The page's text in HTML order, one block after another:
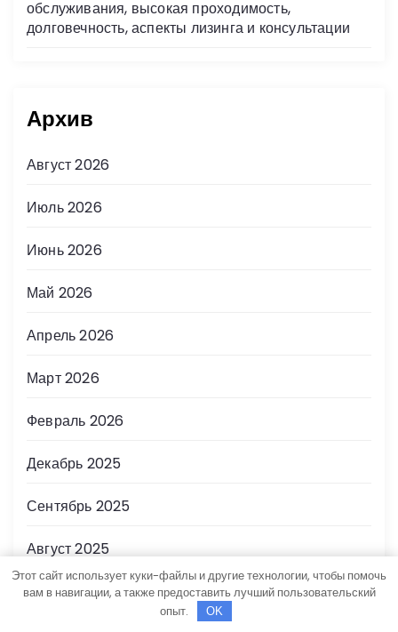
обслуживания, высокая проходимость,
долговечность, аспекты лизинга и консультации
Архив
Август 2026
Июль 2026
Июнь 2026
Май 2026
Апрель 2026
Март 2026
Февраль 2026
Декабрь 2025
Сентябрь 2025
Август 2025
Июль 2025
Этот сайт использует куки-файлы и другие технологии, чтобы помочь
вам в навигации, а также предоставить лучший пользовательский
опыт.
OK